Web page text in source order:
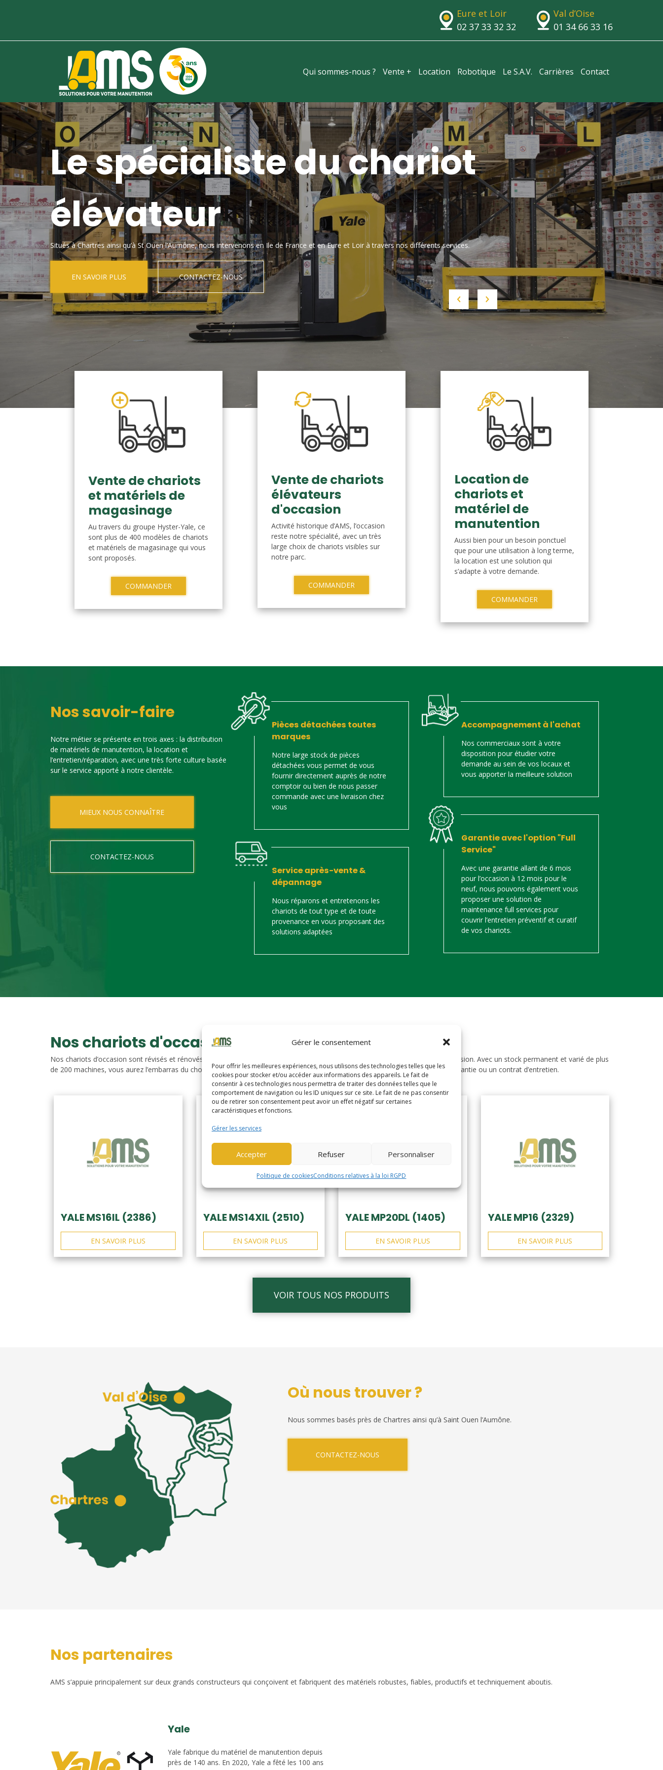
Gérer le consentement
Pour offrir les meilleures expériences, nous utilisons des technologies telles que les
cookies pour stocker et/ou accéder aux informations des appareils. Le fait de
consentir à ces technologies nous permettra de traiter des données telles que le
comportement de navigation ou les ID uniques sur ce site. Le fait de ne pas consentir
ou de retirer son consentement peut avoir un effet négatif sur certaines
caractéristiques et fonctions.
Gérer les services
Accepter Refuser Personnaliser
Politique de cookiesConditions relatives à la loi RGPD
Eure et Loir
02 37 33 32 32
Val d’Oise
01 34 66 33 16
Qui sommes-nous ? Vente + Location Robotique Le S.A.V. Carrières Contact
Le spécialiste du chariot
élévateur
Situés à Chartres ainsi qu’à St Ouen l’Aumône, nous intervenons en Ile de France et en Eure et Loir à travers nos différents services.
EN SAVOIR PLUS CONTACTEZ-NOUS
Vente de chariots
et matériels de
magasinage
Au travers du groupe Hyster-Yale, ce
sont plus de 400 modèles de chariots
et matériels de magasinage qui vous
sont proposés.
COMMANDER
Vente de chariots
élévateurs
d'occasion
Activité historique d’AMS, l’occasion
reste notre spécialité, avec un très
large choix de chariots visibles sur
notre parc.
COMMANDER
Location de
chariots et
matériel de
manutention
Aussi bien pour un besoin ponctuel
que pour une utilisation à long terme,
la location est une solution qui
s’adapte à votre demande.
COMMANDER
Nos savoir-faire
Notre métier se présente en trois axes : la distribution
de matériels de manutention, la location et
l’entretien/réparation, avec une très forte culture basée
sur le service apporté à notre clientèle.
MIEUX NOUS CONNAÎTRE
CONTACTEZ-NOUS
Pièces détachées toutes
marques
Notre large stock de pièces
détachées vous permet de vous
fournir directement auprès de notre
comptoir ou bien de nous passer
commande avec une livraison chez
vous
Service après-vente &
dépannage
Nous réparons et entretenons les
chariots de tout type et de toute
provenance en vous proposant des
solutions adaptées
Accompagnement à l'achat
Nos commerciaux sont à votre
disposition pour étudier votre
demande au sein de vos locaux et
vous apporter la meilleure solution
Garantie avec l'option "Full
Service"
Avec une garantie allant de 6 mois
pour l’occasion à 12 mois pour le
neuf, nous pouvons également vous
proposer une solution de
maintenance full services pour
couvrir l’entretien préventif et curatif
de vos chariots.
Nos chariots d'occasion
Nos chariots d’occasion sont révisés et rénovés. Vous trouverez ci-dessous notre catalogue de matériels de manutention d’occasion. Avec un stock permanent et varié de plus
de 200 machines, vous aurez l’embarras du choix. Nos chariots sont révisés, reconditionnés, repeints, prêts à partir avec une garantie ou un contrat d’entretien.
YALE MS16IL (2386)
EN SAVOIR PLUS
YALE MS14XIL (2510)
EN SAVOIR PLUS
YALE MP20DL (1405)
EN SAVOIR PLUS
YALE MP16 (2329)
EN SAVOIR PLUS
VOIR TOUS NOS PRODUITS
Où nous trouver ?
Nous sommes basés près de Chartres ainsi qu’à Saint Ouen l’Aumône.
CONTACTEZ-NOUS
Nos partenaires
AMS s’appuie principalement sur deux grands constructeurs qui conçoivent et fabriquent des matériels robustes, fiables, productifs et techniquement aboutis.
Yale
Yale fabrique du matériel de manutention depuis
près de 140 ans. En 2020, Yale a fêté les 100 ans